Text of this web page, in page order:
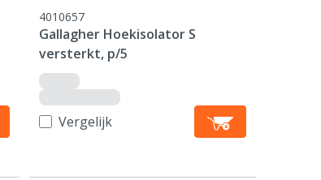
4010657
Gallagher Hoekisolator S
versterkt, p/5
Vergelijk